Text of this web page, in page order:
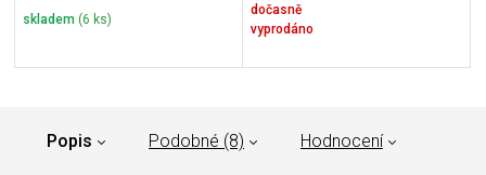
skladem (6 ks)
dočasně
vyprodáno
Popis Podobné (8) Hodnocení